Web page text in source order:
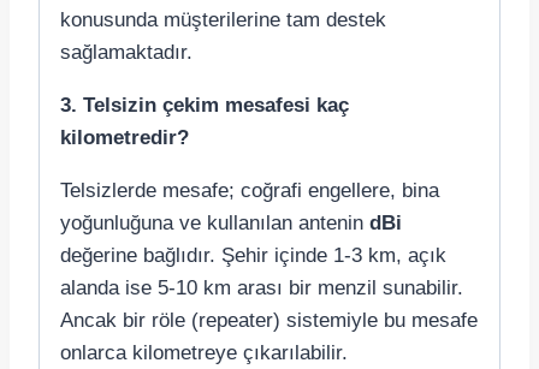
konusunda müşterilerine tam destek
sağlamaktadır.
3. Telsizin çekim mesafesi kaç
kilometredir?
Telsizlerde mesafe; coğrafi engellere, bina
yoğunluğuna ve kullanılan antenin dBi
değerine bağlıdır. Şehir içinde 1-3 km, açık
alanda ise 5-10 km arası bir menzil sunabilir.
Ancak bir röle (repeater) sistemiyle bu mesafe
onlarca kilometreye çıkarılabilir.